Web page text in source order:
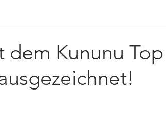
dem Kununu Top